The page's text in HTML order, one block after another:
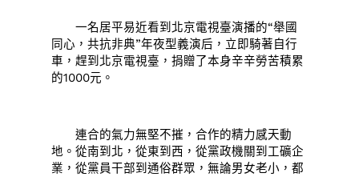
一名居平易近看到北京電視臺演播的“舉國
同心，共抗非典”年夜型義演后，立即騎著自行
車，趕到北京電視臺，捐贈了本身辛辛勞苦積累
的1000元。
連合的氣力無堅不摧，合作的精力感天動
地。從南到北，從東到西，從黨政機關到工礦企
業，從黨員干部到通俗群眾，無論男女老小，都